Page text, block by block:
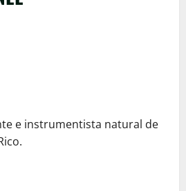
e instrumentista natural de